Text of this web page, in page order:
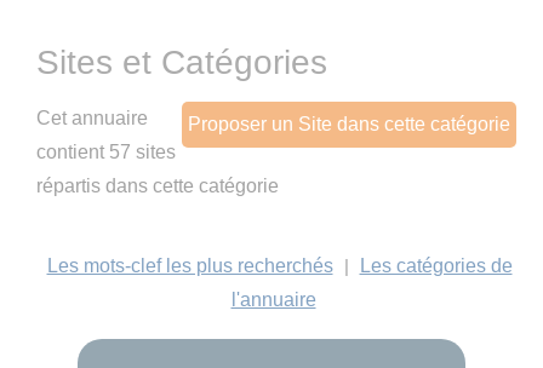
Sites et Catégories
Proposer un Site dans cette catégorie
Cet annuaire
contient 57 sites
répartis dans cette catégorie
Les mots-clef les plus recherchés |
Les catégories de
l'annuaire